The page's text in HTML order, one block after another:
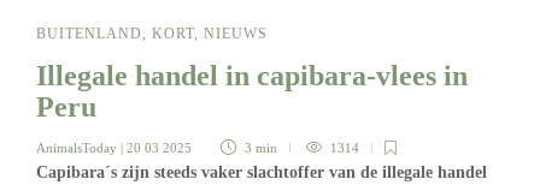
BUITENLAND, KORT, NIEUWS
Illegale handel in capibara-vlees in
Peru
AnimalsToday | 20 03 2025 3 min 1314
Capibara´s zijn steeds vaker slachtoffer van de illegale handel